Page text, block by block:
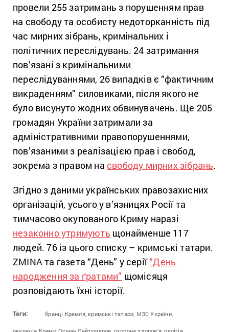
провели 255 затримань з порушенням прав
на свободу та особисту недоторканність під
час мирних зібрань, кримінальних і
політичних переслідувань. 24 затримання
пов’язані з кримінальними
переслідуваннями, 26 випадків є “фактичним
викраденням” силовиками, після якого не
було висунуто жодних обвинувачень. Ще 205
громадян України затримали за
адміністративними правопорушеннями,
пов’язаними з реалізацією прав і свобод,
зокрема з правом на свободу мирних зібрань.
Згідно з даними українських правозахисних
організацій, усього у в’язницях Росії та
тимчасово окупованого Криму наразі
незаконно утримують щонайменше 117
людей. 76 із цього списку – кримські татари.
ZMINA та газета “День” у серії“День
народження за ґратами” щомісяця
розповідають їхні історії.
Теги: бранці Кремля, кримські татари, МЗС України,